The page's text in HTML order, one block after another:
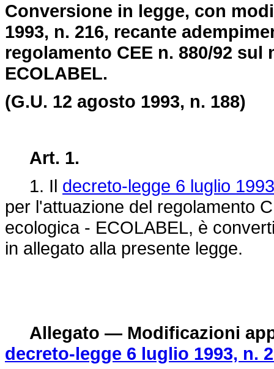
Conversione in legge, con
1993, n. 216, recante
regolamento CEE n. 880/92
ECOLABEL.
(G.U. 12 agosto 1993, n. 188)
Art. 1.
1. Il decreto-legge 6 luglio
per l'attuazione del regolamento
ecologica - ECOLABEL, è
in allegato alla presente legge.
Allegato — Modificazioni
decreto-legge 6 luglio 1993, n.